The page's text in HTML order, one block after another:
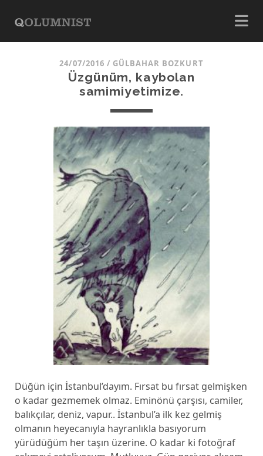
24/07/2016 / GÜLBAHAR BOZKURT
Üzgünüm, kaybolan
samimiyetimize.
Düğün için İstanbul’dayım. Fırsat bu fırsat gelmişken
o kadar gezmemek olmaz. Eminönü çarşısı, camiler,
balıkçılar, deniz, vapur.. İstanbul’a ilk kez gelmiş
olmanın heyecanıyla hayranlıkla basıyorum
yürüdüğüm her taşın üzerine. O kadar ki fotoğraf